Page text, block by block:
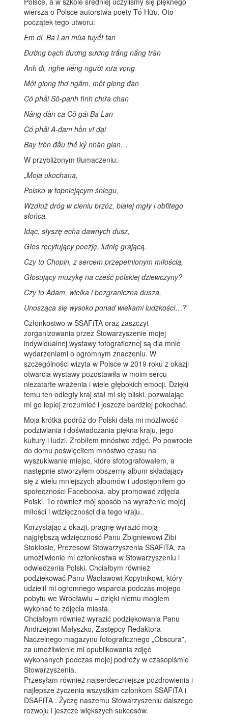
wiersza o Polsce autorstwa poety Tố Hữu. Oto
początek tego utworu:
Em ơi, Ba Lan mùa tuyết tan
Đường bạch dương sương trắng nắng tràn
Anh đi, nghe tiếng người xưa vọng
Một giọng thơ ngâm, một giọng đàn
Có phải Sô-panh tình chứa chan
Nâng đàn ca Cô gái Ba Lan
Có phải A-đam hồn vĩ đại
Bay trên đầu thế kỷ nhân gian…
W przybliżonym tłumaczeniu:
„Moja ukochana,
Polsko w topniejącym śniegu,
Wzdłuż dróg w cieniu brzóz, białej mgły i obfitego
słońca.
Idąc, słyszę echa dawnych dusz,
Głos recytujący poezję, lutnię grającą.
Czy to Chopin, z sercem przepełnionym miłością,
Głosujący muzykę na cześć polskiej dziewczyny?
Czy to Adam, wielka i bezgraniczna dusza,
Unosząca się wysoko ponad wiekami ludzkości…?”
Członkostwo w SSAFiTA oraz zaszczyt
zorganizowania przez Stowarzyszenie mojej
indywidualnej wystawy fotograficznej są dla mnie
wydarzeniami o ogromnym znaczeniu. W
szczególności wizyta w Polsce w 2019 roku z okazji
otwarcia wystawy pozostawiła w moim sercu
niezatarte wrażenia i wiele głębokich emocji. Dzięki
temu ten odległy kraj stał mi się bliski, pozwalając
mi go lepiej zrozumieć i jeszcze bardziej pokochać.
Moja krótka podróż do Polski dała mi możliwość
podziwiania i doświadczania piękna kraju, jego
kultury i ludzi. Zrobiłem mnóstwo zdjęć. Po powrocie
do domu poświęciłem mnóstwo czasu na
wyszukiwanie miejsc, które sfotografowałem, a
następnie stworzyłem obszerny album składający
się z wielu mniejszych albumów i udostępniłem go
społeczności Facebooka, aby promować zdjęcia
Polski. To również mój sposób na wyrażenie mojej
miłości i wdzięczności dla tego kraju..
Korzystając z okazji, pragnę wyrazić moją
najgłębszą wdzięczność Panu Zbigniewowi Zibi
Stokłosie, Prezesowi Stowarzyszenia SSAFiTA, za
umożliwienie mi członkostwa w Stowarzyszeniu i
odwiedzenia Polski. Chciałbym również
podziękować Panu Wacławowi Kopytnikowi, który
udzielił mi ogromnego wsparcia podczas mojego
pobytu we Wrocławiu – dzięki niemu mogłem
wykonać te zdjęcia miasta.
Chciałbym również wyrazić podziękowania Panu
Andrzejowi Małyszko, Zastępcy Redaktora
Naczelnego magazynu fotograficznego „Obscura”,
za umożliwienie mi opublikowania zdjęć
wykonanych podczas mojej podróży w czasopiśmie
Stowarzyszenia.
Przesyłam również najserdeczniejsze pozdrowienia i
najlepsze życzenia wszystkim członkom SSAFiTA i
DSAFiTA . Życzę naszemu Stowarzyszeniu dalszego
rozwoju i jeszcze większych sukcesów.